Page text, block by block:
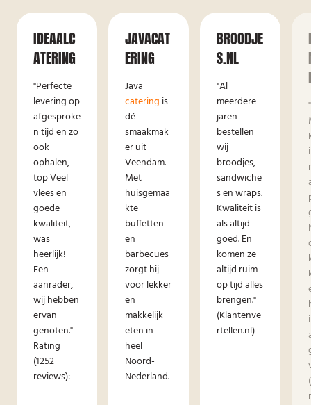
IDEAALC
ATERING
"Perfecte
levering op
afgesproke
n tijd en zo
ook
ophalen,
top Veel
vlees en
goede
kwaliteit,
was
heerlijk!
Een
aanrader,
wij hebben
ervan
genoten."
Rating
(1252
reviews):
JAVACAT
ERING
Java
catering is
dé
smaakmak
er uit
Veendam.
Met
huisgemaa
kte
buffetten
en
barbecues
zorgt hij
voor lekker
en
makkelijk
eten in
heel
Noord-
Nederland.
BROODJE
S.NL
"Al
meerdere
jaren
bestellen
wij
broodjes,
sandwiche
s en wraps.
Kwaliteit is
als altijd
goed. En
komen ze
altijd ruim
op tijd alles
brengen."
(Klantenve
rtellen.nl)